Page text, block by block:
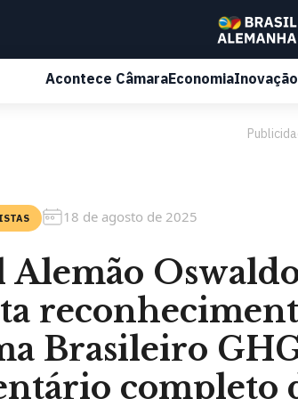
Acontece CâmaraEconomiaInovação
18 de agosto de 2025
Alemão
Brasileiro
completo